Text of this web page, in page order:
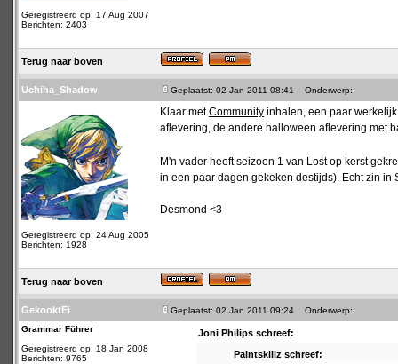
Geregistreerd op: 17 Aug 2007
Berichten: 2403
Terug naar boven
Uchiha_Shadow Geplaatst: 02 Jan 2011 08:41 Onderwerp:
Geregistreerd op: 24 Aug 2005
Berichten: 1928
Klaar metCommunity inhalen, een paar
aflevering, de andere halloween aflevering met
M'n vader heeft seizoen 1 van Lost op kerst
in een paar dagen gekeken destijds). Echt zin in
Desmond <3
Terug naar boven
GekooktEi Geplaatst: 02 Jan 2011 09:24
Onderwerp:
Grammar Führer
Geregistreerd op: 18 Jan 2008
Berichten: 9765
Joni Philips schreef:
Paintskillz schreef: